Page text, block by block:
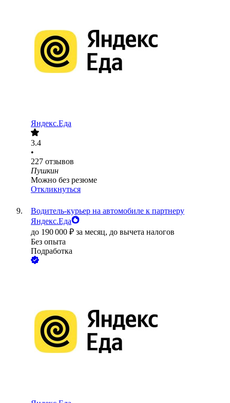
Яндекс.Еда
3.4
•
227 отзывов
Пушкин
Можно без резюме
Откликнуться
Водитель-курьер на автомобиле к партнеру
Яндекс.Еда
до 190 000 ₽ за месяц, до вычета налогов
Без опыта
Подработка